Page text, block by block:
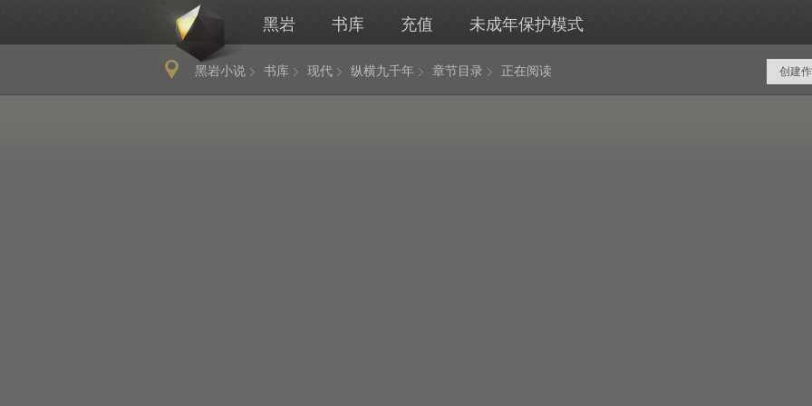
黑岩 书库 充值 未成年保护模式
黑岩小说 书库 现代 纵横九千年 章节目录 正在阅读 创建